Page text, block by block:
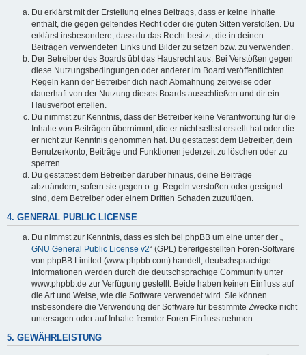
Du erklärst mit der Erstellung eines Beitrags, dass er keine Inhalte
enthält, die gegen geltendes Recht oder die guten Sitten verstoßen. Du
erklärst insbesondere, dass du das Recht besitzt, die in deinen
Beiträgen verwendeten Links und Bilder zu setzen bzw. zu verwenden.
Der Betreiber des Boards übt das Hausrecht aus. Bei Verstößen gegen
diese Nutzungsbedingungen oder anderer im Board veröffentlichten
Regeln kann der Betreiber dich nach Abmahnung zeitweise oder
dauerhaft von der Nutzung dieses Boards ausschließen und dir ein
Hausverbot erteilen.
Du nimmst zur Kenntnis, dass der Betreiber keine Verantwortung für die
Inhalte von Beiträgen übernimmt, die er nicht selbst erstellt hat oder die
er nicht zur Kenntnis genommen hat. Du gestattest dem Betreiber, dein
Benutzerkonto, Beiträge und Funktionen jederzeit zu löschen oder zu
sperren.
Du gestattest dem Betreiber darüber hinaus, deine Beiträge
abzuändern, sofern sie gegen o. g. Regeln verstoßen oder geeignet
sind, dem Betreiber oder einem Dritten Schaden zuzufügen.
4. GENERAL PUBLIC LICENSE
Du nimmst zur Kenntnis, dass es sich bei phpBB um eine unter der „
GNU General Public License v2“ (GPL) bereitgestellten Foren-Software
von phpBB Limited (www.phpbb.com) handelt; deutschsprachige
Informationen werden durch die deutschsprachige Community unter
www.phpbb.de zur Verfügung gestellt. Beide haben keinen Einfluss auf
die Art und Weise, wie die Software verwendet wird. Sie können
insbesondere die Verwendung der Software für bestimmte Zwecke nicht
untersagen oder auf Inhalte fremder Foren Einfluss nehmen.
5. GEWÄHRLEISTUNG